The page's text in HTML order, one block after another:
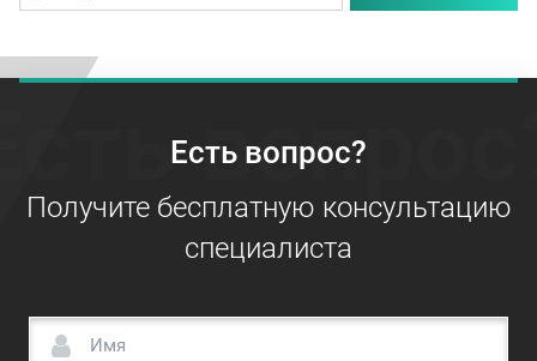
Есть вопрос?
Получите бесплатную консультацию
специалиста